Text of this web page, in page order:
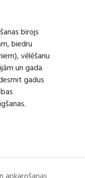
birojs
biedru
vēlēšanu
un gada
gadus